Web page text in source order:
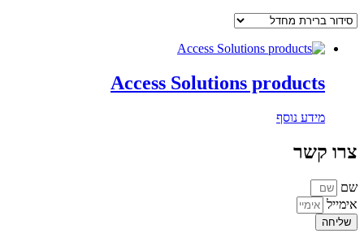
Access Solutions products
מידע נוסף
צרו קשר
שם
אימייל
שליחה